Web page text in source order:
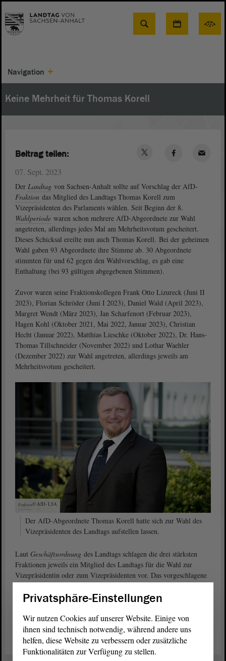
Suche
Navigation
Keine Mehrheit für Thomas Korell
07. Sept. 2023
Der Landtag von Sachsen-Anhalt sollte auf Vorschlag der AfD-
Fraktion das Mitglied des Landtags Thomas Korell zum
Vizepräsidenten des Parlaments wählen. Seit Beginn der 8.
Wahlperiode waren schon mehrere AfD-Abgeordnete zur Wahl
angetreten, allerdings jedes Mal am Mehrheitsvotum gescheitert.
Dieses Schicksal ereilte nun auch Thomas Korell. Bei der geheimen
Wahl gaben 93 Abgeordnete ihre Stimme ab. 30 Abgeordnete
stimmten für und 62 gegen den Wahlvorschlag, es gab eine
Enthaltung (bei 93 gültigen abgegebenen Stimmen).
Zuvor waren seine Fraktionskollegen Frank Otto Lizureck (Juni II
2023), Florian Schröder (Juni I 2023), Daniel Wald (April 2023),
Margret Wendt (März 2023), Jan Scharfenort (Februar 2023),
Hagen Kohl (Oktober 2021, Mai 2022, Januar 2023), Christian
Hecht (Januar 2022), Matthias Lieschke (Oktober 2022), Dr. Hans-
Thomas Tillschneider (November 2022) und Lothar Waehler
(Dezember 2022) zur Wahl angetreten, allerdings jeweils am
Mehrheitsvotum gescheitert.
© AfD-
Fraktion LSA
Der AfD-Abgeordnete Thomas Korell hatte sich zur Wahl des
Vizepräsidenten des Landtags aufstellen lassen.
Laut Geschäftsordnung des Landtags schlagen die drei stärksten
Fraktionen jeweils ein Mitglied des Landtags für die Wahl zur
Vizepräsidentin oder zum Vizepräsidenten vor. Das vorgeschlagene
Mitglied des Landtags ist gewählt, wenn es die Mehrheit der
abgegebenen gültigen Stimmen erhält.
Wahlvorschlag der AfD-Fraktion (PDF)
Beitrag teilen:
Privatsphäre-Einstellungen
Wir nutzen Cookies auf unserer Website. Einige von
ihnen sind technisch notwendig, während andere uns
helfen, diese Website zu verbessern oder zusätzliche
Funktionalitäten zur Verfügung zu stellen.